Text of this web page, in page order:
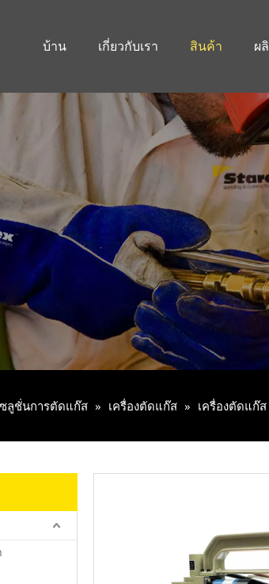
บ้าน เกี่ยวกับเรา สินค้า ผ
ลูชั่นการตัดแก๊ส » เครื่องตัดแก๊ส » เครื่องตัดแก๊